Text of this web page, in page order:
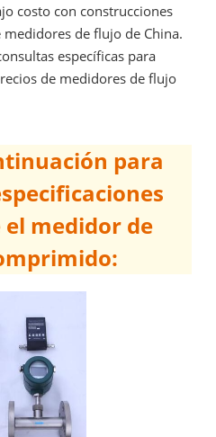
costo con construcciones
de flujo de China.
específicas para
de medidores de flujo
para
medidor de